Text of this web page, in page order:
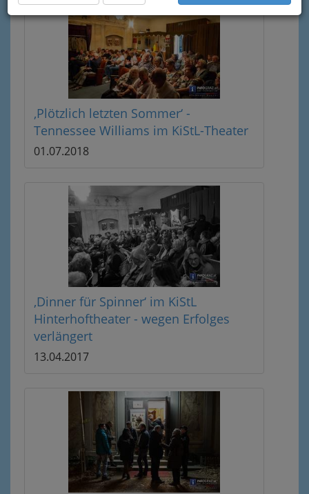
‚Plötzlich letzten Sommer‘ -
Tennessee Williams im KiStL-Theater
01.07.2018
‚Dinner für Spinner‘ im KiStL
Hinterhoftheater - wegen Erfolges
verlängert
13.04.2017